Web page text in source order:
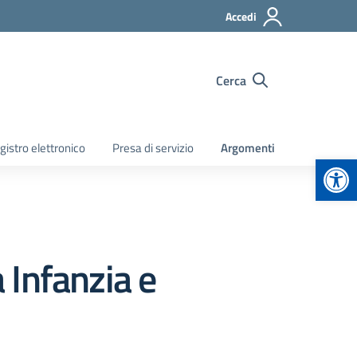
Accedi
Cerca
elettronico Presa di servizio Argomenti
e